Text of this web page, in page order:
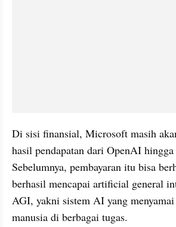
Di sisi finansial, Microsoft masih
hasil pendapatan dari OpenAI hingga
Sebelumnya, pembayaran itu bisa
berhasil mencapai artificial general
AGI, yakni sistem AI yang
manusia di berbagai tugas.